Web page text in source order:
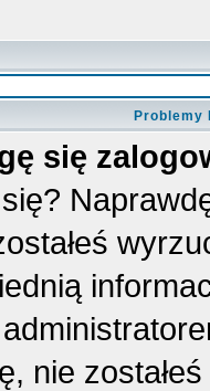
Problemy
się
nie